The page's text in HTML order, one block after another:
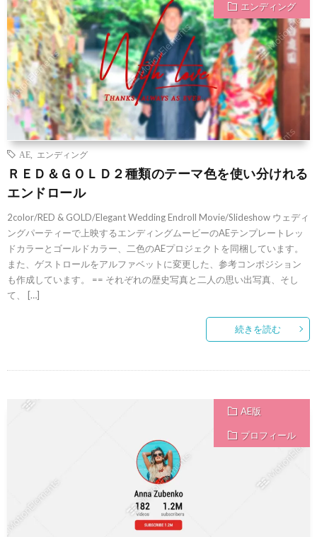
エンディング
AE エンディング
ＲＥＤ＆ＧＯＬＤ２種類のテーマ色を使い分けれる
エンドロール
2color/RED & GOLD/Elegant Wedding Endroll Movie/Slideshow ウェディ
ングパーティーで上映するエンディングムービーのAEテンプレートレッ
ドカラーとゴールドカラー、二色のAEプロジェクトを同梱しています。
また、ゲストロールをアルファベットに変更した、参考コンポジション
も作成しています。 == それぞれの歴史写真と二人の思い出写真、そし
て、 […]
続きを読む
AE版
プロフィール